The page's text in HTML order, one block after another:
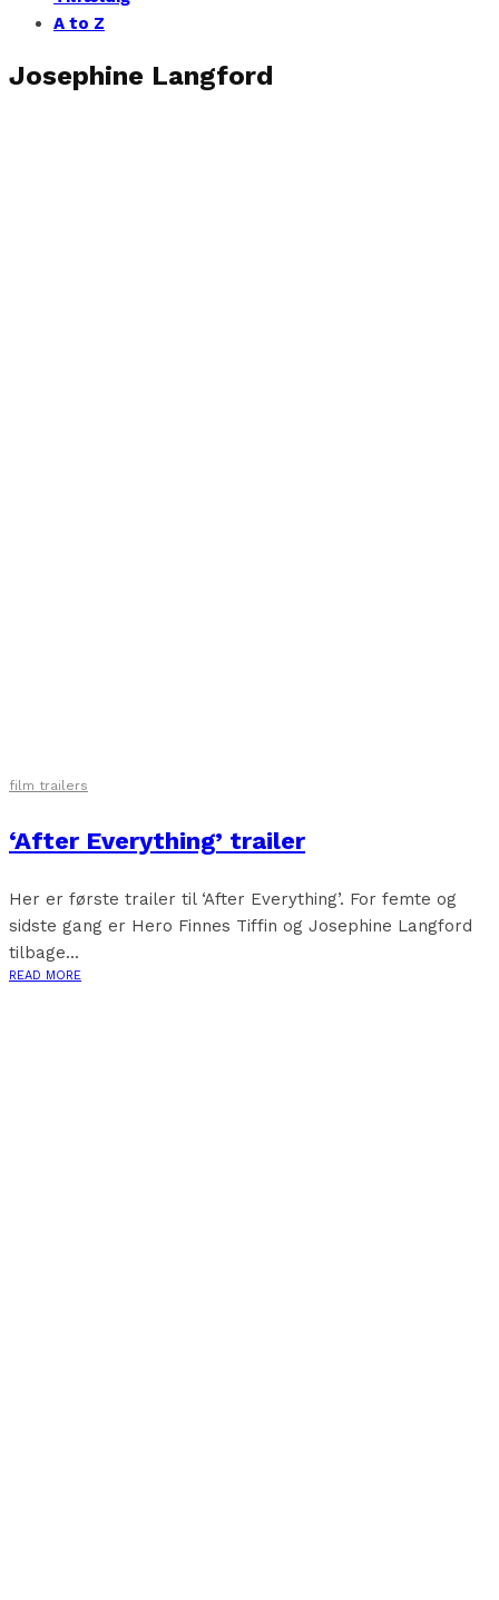
A to Z
Josephine Langford
film trailers
‘After Everything’ trailer
Her er første trailer til ‘After Everything’. For femte og
sidste gang er Hero Finnes Tiffin og Josephine Langford
tilbage...
READ MORE